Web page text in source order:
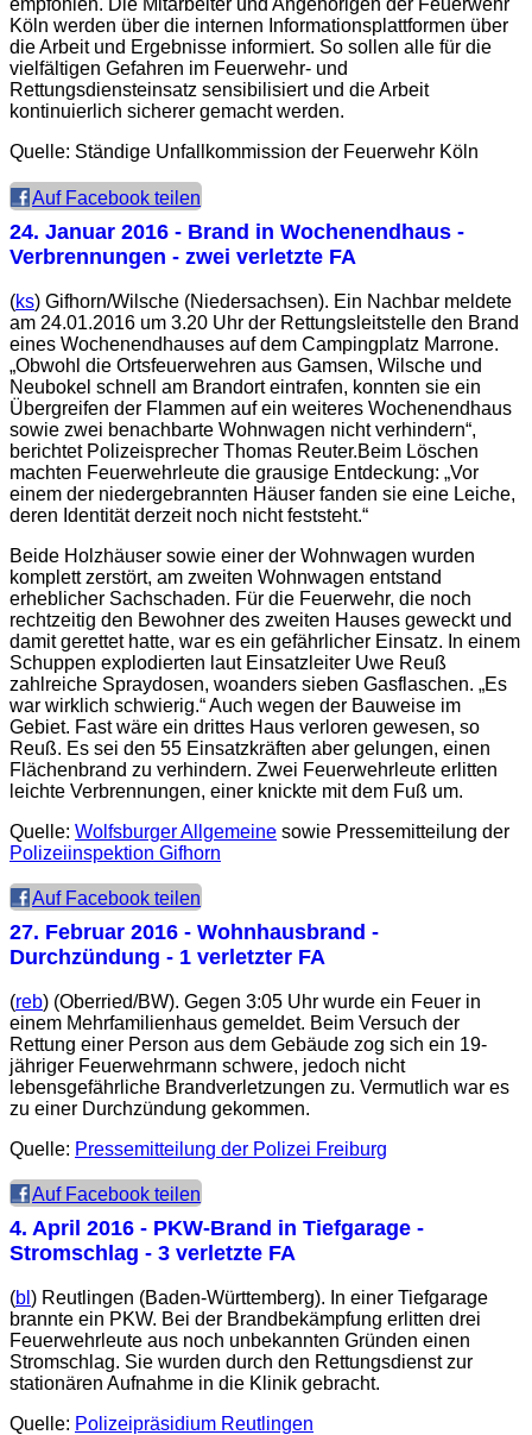
empfohlen. Die Mitarbeiter und Angehörigen der Feuerwehr
Köln werden über die internen Informationsplattformen über
die Arbeit und Ergebnisse informiert. So sollen alle für die
vielfältigen Gefahren im Feuerwehr- und
Rettungsdiensteinsatz sensibilisiert und die Arbeit
kontinuierlich sicherer gemacht werden.
Quelle: Ständige Unfallkommission der Feuerwehr Köln
Auf Facebook teilen
24. Januar 2016 - Brand in Wochenendhaus -
Verbrennungen - zwei verletzte FA
(ks) Gifhorn/Wilsche (Niedersachsen). Ein Nachbar meldete
am 24.01.2016 um 3.20 Uhr der Rettungsleitstelle den Brand
eines Wochenendhauses auf dem Campingplatz Marrone.
„Obwohl die Ortsfeuerwehren aus Gamsen, Wilsche und
Neubokel schnell am Brandort eintrafen, konnten sie ein
Übergreifen der Flammen auf ein weiteres Wochenendhaus
sowie zwei benachbarte Wohnwagen nicht verhindern“,
berichtet Polizeisprecher Thomas Reuter.Beim Löschen
machten Feuerwehrleute die grausige Entdeckung: „Vor
einem der niedergebrannten Häuser fanden sie eine Leiche,
deren Identität derzeit noch nicht feststeht.“
Beide Holzhäuser sowie einer der Wohnwagen wurden
komplett zerstört, am zweiten Wohnwagen entstand
erheblicher Sachschaden. Für die Feuerwehr, die noch
rechtzeitig den Bewohner des zweiten Hauses geweckt und
damit gerettet hatte, war es ein gefährlicher Einsatz. In einem
Schuppen explodierten laut Einsatzleiter Uwe Reuß
zahlreiche Spraydosen, woanders sieben Gasflaschen. „Es
war wirklich schwierig.“ Auch wegen der Bauweise im
Gebiet. Fast wäre ein drittes Haus verloren gewesen, so
Reuß. Es sei den 55 Einsatzkräften aber gelungen, einen
Flächenbrand zu verhindern. Zwei Feuerwehrleute erlitten
leichte Verbrennungen, einer knickte mit dem Fuß um.
Quelle: Wolfsburger Allgemeine sowie Pressemitteilung der
Polizeiinspektion Gifhorn
Auf Facebook teilen
27. Februar 2016 - Wohnhausbrand -
Durchzündung - 1 verletzter FA
(reb) (Oberried/BW). Gegen 3:05 Uhr wurde ein Feuer in
einem Mehrfamilienhaus gemeldet. Beim Versuch der
Rettung einer Person aus dem Gebäude zog sich ein 19-
jähriger Feuerwehrmann schwere, jedoch nicht
lebensgefährliche Brandverletzungen zu. Vermutlich war es
zu einer Durchzündung gekommen.
Quelle: Pressemitteilung der Polizei Freiburg
Auf Facebook teilen
4. April 2016 - PKW-Brand in Tiefgarage -
Stromschlag - 3 verletzte FA
(bl ) Reutlingen (Baden-Württemberg). In einer Tiefgarage
brannte ein PKW. Bei der Brandbekämpfung erlitten drei
Feuerwehrleute aus noch unbekannten Gründen einen
Stromschlag. Sie wurden durch den Rettungsdienst zur
stationären Aufnahme in die Klinik gebracht.
Quelle: Polizeipräsidium Reutlingen